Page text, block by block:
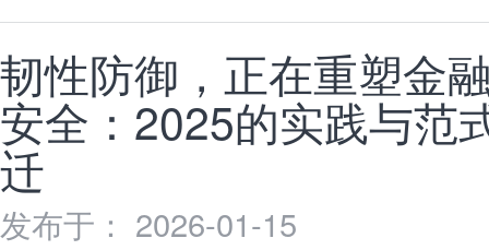
韧性防御，正在重塑金
安全：2025的实践与范
迁
发布于： 2026-01-15